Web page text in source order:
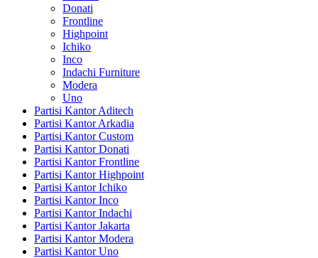
Donati
Frontline
Highpoint
Ichiko
Inco
Indachi Furniture
Modera
Uno
Partisi Kantor Aditech
Partisi Kantor Arkadia
Partisi Kantor Custom
Partisi Kantor Donati
Partisi Kantor Frontline
Partisi Kantor Highpoint
Partisi Kantor Ichiko
Partisi Kantor Inco
Partisi Kantor Indachi
Partisi Kantor Jakarta
Partisi Kantor Modera
Partisi Kantor Uno